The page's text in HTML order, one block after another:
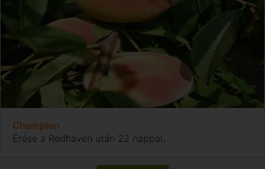
Champion
Érése a Redhaven után 22 nappal.